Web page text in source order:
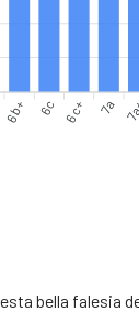
6b+ 6c 6c+ 7a
bella falesia